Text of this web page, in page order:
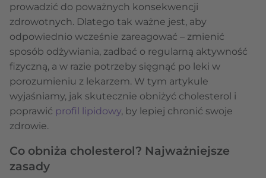
prowadzić do poważnych konsekwencji
zdrowotnych. Dlatego tak ważne jest, aby
odpowiednio wcześnie zareagować – zmienić
sposób odżywiania, zadbać o regularną aktywność
fizyczną, a w razie potrzeby sięgnąć po leki w
porozumieniu z lekarzem. W tym artykule
wyjaśniamy, jak skutecznie obniżyć cholesterol i
poprawić profil lipidowy, by lepiej chronić swoje
zdrowie.
Co obniża cholesterol? Najważniejsze
zasady